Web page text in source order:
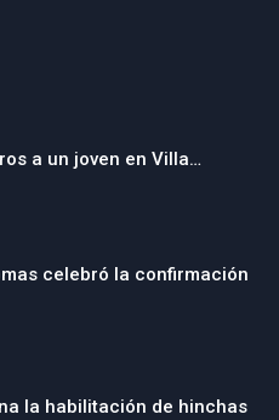
a un joven en Villa…
celebró la confirmación
la habilitación de hinchas